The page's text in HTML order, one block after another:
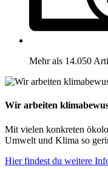
Mehr als 14.050
Wir arbeiten
Mit vielen konkreten
Umwelt und Klima so
Hier findest du weitere